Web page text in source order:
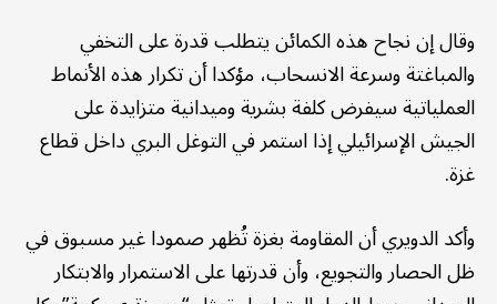
وقال إن نجاح هذه الكمائن يتطلب قدرة على التخفي
والمباغتة وسرعة الانسحاب، مؤكدا أن تكرار هذه الأنماط
العملياتية سيفرض كلفة بشرية وميدانية متزايدة على
الجيش الإسرائيلي إذا استمر في التوغل البري داخل قطاع
غزة.
وأكد الدويري أن المقاومة بغزة تُظهر صمودا غير مسبوق في
ظل الحصار والتجويع، وأن قدرتها على الاستمرار والابتكار